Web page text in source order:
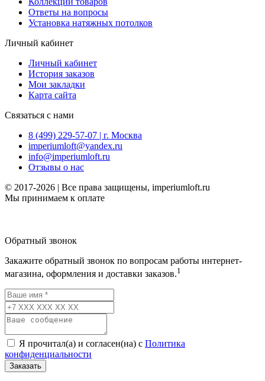
Ответы на вопросы
Установка натяжных потолков
Личный кабинет
Личный кабинет
История заказов
Мои закладки
Карта сайта
Связаться с нами
8 (499) 229-57-07 | г. Москва
imperiumloft@yandex.ru
info@imperiumloft.ru
Отзывы о нас
© 2017-2026 | Все права защищены, imperiumloft.ru
Мы принимаем к оплате
Обратный звонок
Закажите обратный звонок по вопросам работы интернет-
магазина, оформления и доставки заказов.1
Я прочитал(а) и согласен(на) с Политика
конфиденциальности
Заказать